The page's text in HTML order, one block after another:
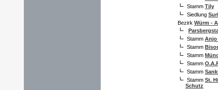
Stamm Tily
Siedlung
Bezirk Würm -
Stamm Anjo
Stamm
Stamm
Stamm
Stamm
Stamm St.
Schutz